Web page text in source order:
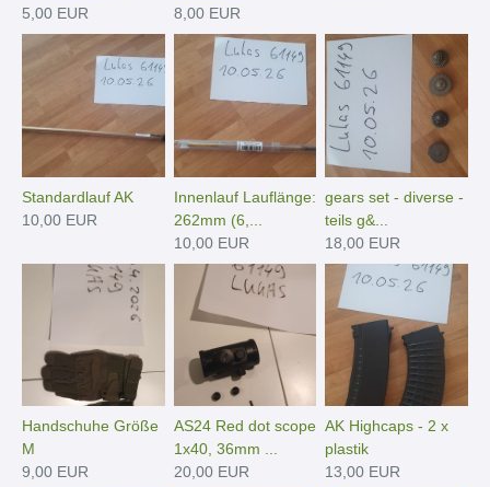
5,00 EUR
8,00 EUR
Standardlauf AK
10,00 EUR
Innenlauf Lauflänge:
262mm (6,...
10,00 EUR
gears set - diverse -
teils g&...
18,00 EUR
Handschuhe Größe
M
9,00 EUR
AS24 Red dot scope
1x40, 36mm ...
20,00 EUR
AK Highcaps - 2 x
plastik
13,00 EUR